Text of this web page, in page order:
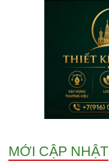
MỚI CẬP NHẬT